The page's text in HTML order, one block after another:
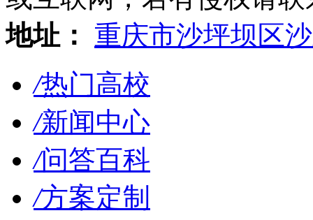
地址：
重庆市沙坪坝区
/热门高校
/新闻中心
/问答百科
/方案定制